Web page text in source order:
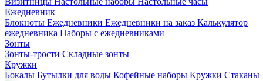
Ежедневник
Блокноты Ежедневники Ежедневники на заказ Калькулятор
ежедневника Наборы с ежедневниками
Зонты
Зонты-трости Складные зонты
Кружки
Бокалы Бутылки для воды Кофейные наборы Кружки Стаканы